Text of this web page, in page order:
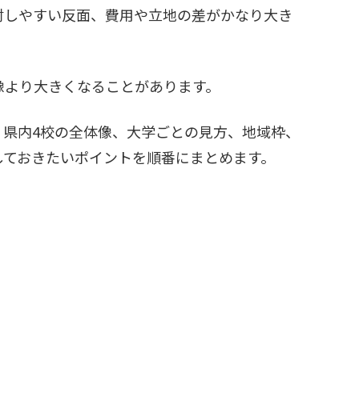
やすい反面、費用や立地の差がかなり大き
り大きくなることがあります。
内4校の全体像、大学ごとの見方、地域枠、
おきたいポイントを順番にまとめます。